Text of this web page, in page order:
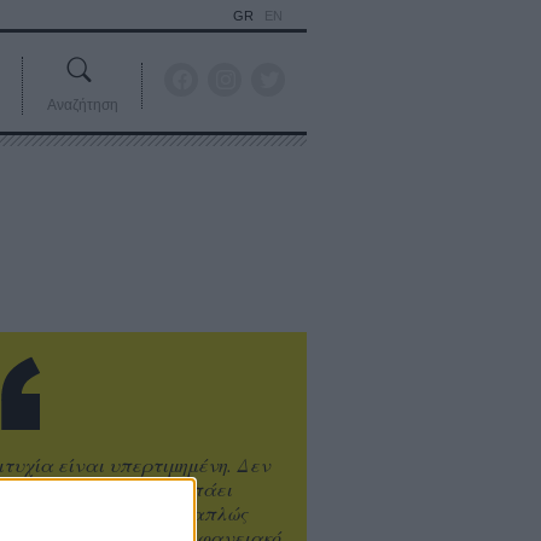
GR EN
Αναζήτηση
είναι υπερτιμημένη. Δεν
καλύτερο, δεν σε πάει
η επιτυχία. Είναι απλώς